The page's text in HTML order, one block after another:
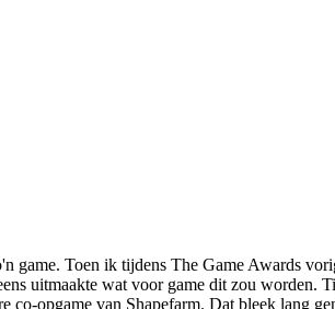
game. Toen ik tijdens The Game Awards
uitmaakte wat voor game dit zou worden.
opgame van Shapefarm. Dat bleek lang